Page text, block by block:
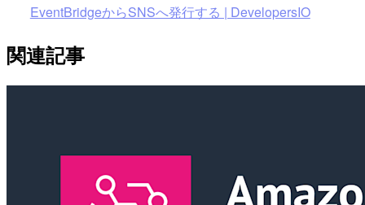
EventBridgeからSNSへ発行する | DevelopersIO
関連記事